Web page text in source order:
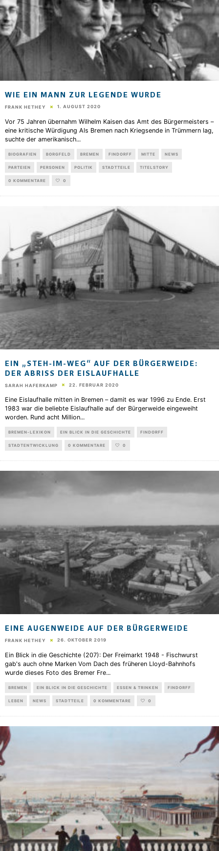
WIE EIN MANN ZUR LEGENDE WURDE
FRANK HETHEY 1. AUGUST 2020
Vor 75 Jahren übernahm Wilhelm Kaisen das Amt des Bürgermeisters –
eine kritische Würdigung Als Bremen nach Kriegsende in Trümmern lag,
suchte der amerikanisch...
BIOGRAFIEN BORGFELD BREMEN FINDORFF MITTE NEWS
PARTEIEN PERSONEN POLITIK STADTTEILE TITELSTORY
0 KOMMENTARE 0
EIN „STEH-IM-WEG“ AUF DER BÜRGERWEIDE:
DER ABRISS DER EISLAUFHALLE
SARAH HAFERKAMP 22. FEBRUAR 2020
Eine Eislaufhalle mitten in Bremen – damit es war 1996 zu Ende. Erst
1983 war die beliebte Eislaufhalle auf der Bürgerweide eingeweiht
worden. Rund acht Million...
BREMEN-LEXIKON EIN BLICK IN DIE GESCHICHTE FINDORFF
STADTENTWICKLUNG 0 KOMMENTARE 0
EINE AUGENWEIDE AUF DER BÜRGERWEIDE
FRANK HETHEY 26. OKTOBER 2019
Ein Blick in die Geschichte (207): Der Freimarkt 1948 - Fischwurst
gab's auch ohne Marken Vom Dach des früheren Lloyd-Bahnhofs
wurde dieses Foto des Bremer Fre...
BREMEN EIN BLICK IN DIE GESCHICHTE ESSEN & TRINKEN FINDORFF
LEBEN NEWS STADTTEILE 0 KOMMENTARE 0